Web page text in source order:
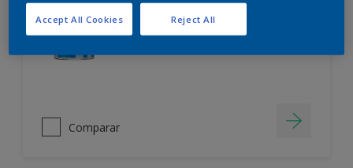
IMPERMEABLE
SIN OLOR
Comparar
Reject All
Accept All Cookies